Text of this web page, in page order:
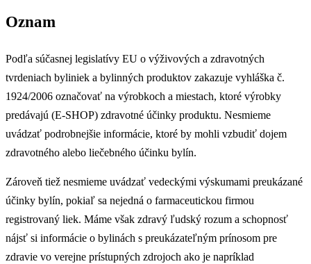
Oznam
Podľa súčasnej legislatívy EU o výživových a zdravotných
tvrdeniach byliniek a bylinných produktov zakazuje vyhláška č.
1924/2006 označovať na výrobkoch a miestach, ktoré výrobky
predávajú (E-SHOP) zdravotné účinky produktu. Nesmieme
uvádzať podrobnejšie informácie, ktoré by mohli vzbudiť dojem
zdravotného alebo liečebného účinku bylín.
Zároveň tiež nesmieme uvádzať vedeckými výskumami preukázané
účinky bylín, pokiaľ sa nejedná o farmaceutickou firmou
registrovaný liek. Máme však zdravý ľudský rozum a schopnosť
nájsť si informácie o bylinách s preukázateľným prínosom pre
zdravie vo verejne prístupných zdrojoch ako je napríklad